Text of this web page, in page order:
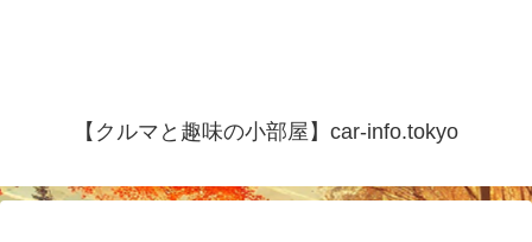
【クルマと趣味の小部屋】car-info.tokyo